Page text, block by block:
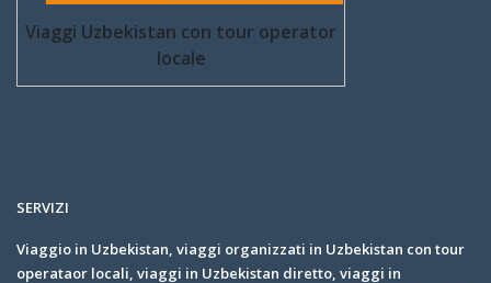
Viaggi Uzbekistan con tour operator
locale
SERVIZI
Viaggio in Uzbekistan, viaggi organizzati in Uzbekistan con tour
operataor locali, viaggi in Uzbekistan diretto, viaggi in